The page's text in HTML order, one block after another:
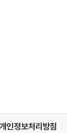
개인정보처리방침